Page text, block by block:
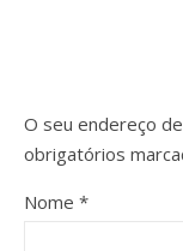
O seu endereço
obrigatórios
Nome *